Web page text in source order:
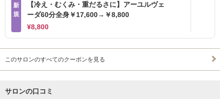
新
規
【冷え・むくみ・重だるさに】アーユルヴェ
ーダ60分全身￥17,600→￥8,800
¥8,800
このサロンのすべてのクーポンを見る
サロンの口コミ